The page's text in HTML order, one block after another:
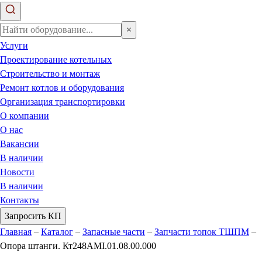
×
Услуги
Проектирование котельных
Строительство и монтаж
Ремонт котлов и оборудования
Организация транспортировки
О компании
О нас
Вакансии
В наличии
Новости
В наличии
Контакты
Запросить КП
Главная – Каталог – Запасные части – Запчасти топок ТШПМ –
Опора штанги. Кт248АМI.01.08.00.000